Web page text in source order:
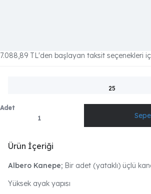
7.088,89 TL'den başlayan taksit seçenekleri
25
Adet
Ürün İçeriği
Albero Kanepe; Bir adet (yataklı) üçlü
Yüksek ayak yapısı